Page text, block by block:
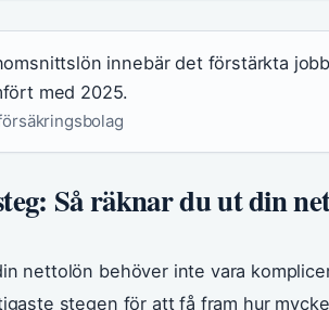
innebär det förstärkta
med 2025.
Så räknar du ut din
nettolön behöver inte vara
stegen för att få fram hur